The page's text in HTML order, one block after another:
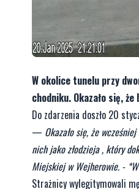
W okolice tunelu przy
chodniku. Okazało się,
Do zdarzenia doszło 20
— Okazało się, że
nich jako złodzieja , który
Miejskiej w Wejherowie. -
Strażnicy wylegitymowali